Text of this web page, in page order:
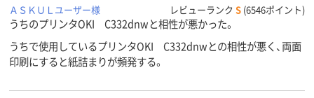
ＡＳＫＵＬユーザー様
レビューランク S (6546ポイント)
うちのプリンタOKI C332dnwと相性が悪かった。
うちで使用しているプリンタOKI C332dnwとの相性が悪く、両面
印刷にすると紙詰まりが頻発する。